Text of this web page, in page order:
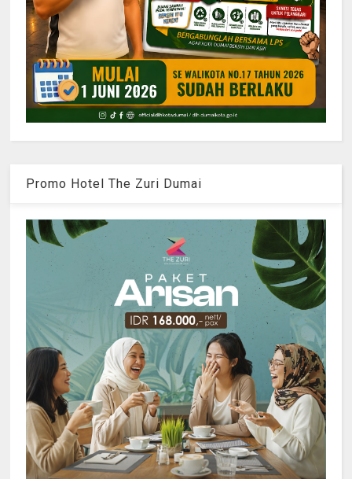
Promo Hotel The Zuri Dumai